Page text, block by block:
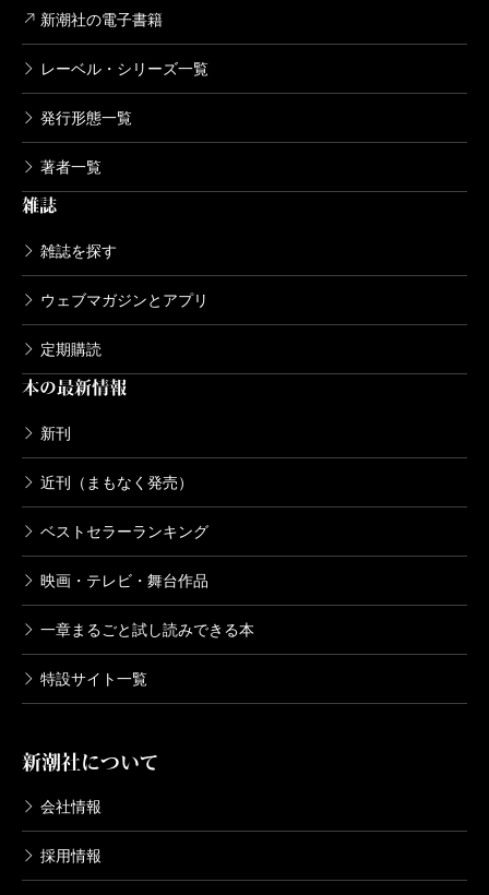
新潮社の電子書籍
レーベル・シリーズ一覧
発行形態一覧
著者一覧
雑誌
雑誌を探す
ウェブマガジンとアプリ
定期購読
本の最新情報
新刊
近刊（まもなく発売）
ベストセラーランキング
映画・テレビ・舞台作品
一章まるごと試し読みできる本
特設サイト一覧
新潮社について
会社情報
採用情報